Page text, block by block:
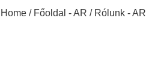
Home / Főoldal - AR / Rólunk - AR